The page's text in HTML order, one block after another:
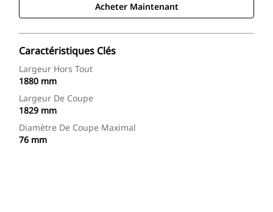
Acheter Maintenant
Caractéristiques Clés
Largeur Hors Tout
1880 mm
Largeur De Coupe
1829 mm
Diamètre De Coupe Maximal
76 mm